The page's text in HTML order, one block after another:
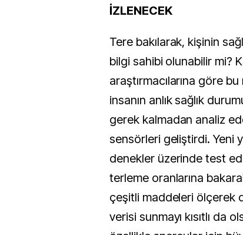
İZLENECEK
Tere bakılarak, kişinin
bilgi sahibi olunabilir mi?
araştırmacılarına göre
insanın anlık sağlık
gerek kalmadan analiz
sensörleri geliştirdi. Yeni
denekler üzerinde test
terleme oranlarına
çeşitli maddeleri ölçerek
verisi sunmayı kısıtlı da